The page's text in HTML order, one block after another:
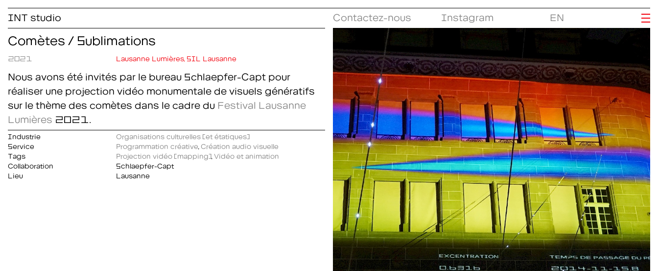
INT studio Contactez-nous Instagram EN
Comètes / Sublimations
2021 Lausanne Lumières, SIL Lausanne
Nous avons été invités par le bureau Schlaepfer-Capt pour
réaliser une projection vidéo monumentale de visuels génératifs
sur le thème des comètes dans le cadre du Festival Lausanne
Lumières 2021.
Industrie
Organisations culturelles (et étatiques)
Service
Programmation créative Création audio visuelle
Tags
Projection vidéo (mapping) ,Vidéo et animation
Collaboration
Schlaepfer-Capt
Lieu
Lausanne